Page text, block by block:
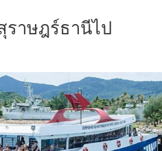
ราษฎร์ธานีไป